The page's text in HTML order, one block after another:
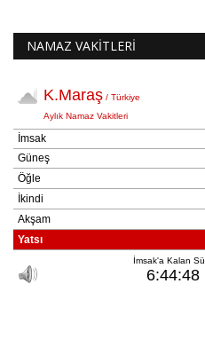
NAMAZ VAKİTLERİ